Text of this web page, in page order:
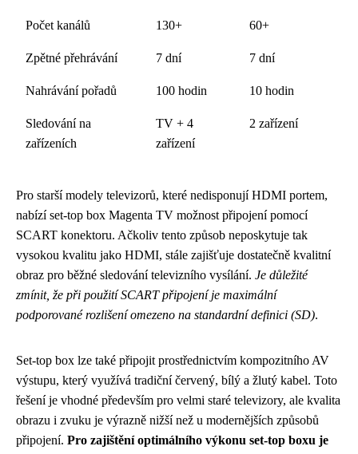
Počet kanálů 130+ 60+
Zpětné přehrávání 7 dní 7 dní
Nahrávání pořadů 100 hodin 10 hodin
Sledování na
zařízeních
TV + 4
zařízení
2 zařízení
Pro starší modely televizorů, které nedisponují HDMI portem,
nabízí set-top box Magenta TV možnost připojení pomocí
SCART konektoru. Ačkoliv tento způsob neposkytuje tak
vysokou kvalitu jako HDMI, stále zajišťuje dostatečně kvalitní
obraz pro běžné sledování televizního vysílání. Je důležité
zmínit, že při použití SCART připojení je maximální
podporované rozlišení omezeno na standardní definici (SD).
Set-top box lze také připojit prostřednictvím kompozitního AV
výstupu, který využívá tradiční červený, bílý a žlutý kabel. Toto
řešení je vhodné především pro velmi staré televizory, ale kvalita
obrazu i zvuku je výrazně nižší než u modernějších způsobů
připojení. Pro zajištění optimálního výkonu set-top boxu je